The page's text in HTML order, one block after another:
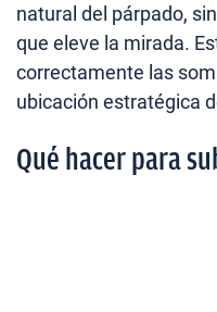
natural del párpado,
que eleve la mirada.
correctamente las
ubicación estratégica
Qué hacer para